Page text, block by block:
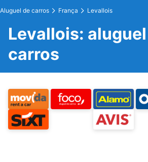
Aluguel de carros França Levallois
Levallois:
carros